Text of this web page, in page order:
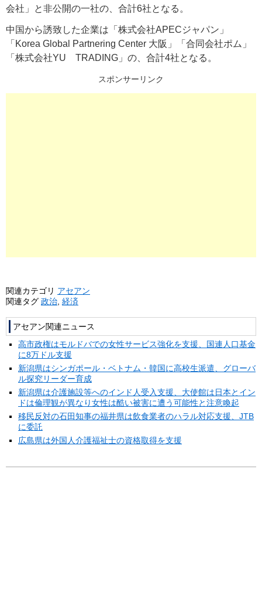
会社」と非公開の一社の、合計6社となる。
中国から誘致した企業は「株式会社APECジャパン」
「Korea Global Partnering Center 大阪」「合同会社ポム」
「株式会社YU TRADING」の、合計4社となる。
スポンサーリンク
関連カテゴリ アセアン
関連タグ 政治 経済
アセアン関連ニュース
高市政権はモルドバでの女性サービス強化を支援、国連人口基金
に8万ドル支援
新潟県はシンガポール・ベトナム・韓国に高校生派遣、グローバ
ル探究リーダー育成
新潟県は介護施設等へのインド人受入支援、大使館は日本とイン
ドは倫理観が異なり女性は酷い被害に遭う可能性と注意喚起
移民反対の石田知事の福井県は飲食業者のハラル対応支援、JTB
に委託
広島県は外国人介護福祉士の資格取得を支援